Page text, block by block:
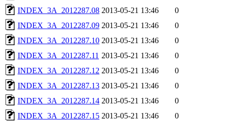
INDEX_3A_2012287.08 2013-05-21 13:46
0
INDEX_3A_2012287.09 2013-05-21 13:46
0
INDEX_3A_2012287.10 2013-05-21 13:46
0
INDEX_3A_2012287.11 2013-05-21 13:46
0
INDEX_3A_2012287.12 2013-05-21 13:46
0
INDEX_3A_2012287.13 2013-05-21 13:46
0
INDEX_3A_2012287.14 2013-05-21 13:46
0
INDEX_3A_2012287.15 2013-05-21 13:46
0